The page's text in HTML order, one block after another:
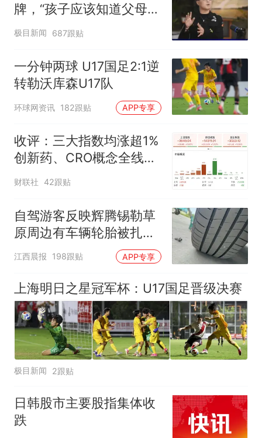
牌，“孩子应该知道父母的
不易”，称自己买衣服80%
极目新闻 687跟贴
一分钟两球 U17国足2:1逆
转勒沃库森U17队
环球网资讯 182跟贴 APP专享
收评：三大指数均涨超1%
创新药、CRO概念全线走
强
财联社 42跟贴
自驾游客反映辉腾锡勒草
原周边有车辆轮胎被扎，
修理店铺换胎价格高达千
元，官方发布情况通报
江西晨报 198跟贴 APP专享
上海明日之星冠军杯：U17国足晋级决赛
极目新闻 2跟贴
日韩股市主要股指集体收
跌